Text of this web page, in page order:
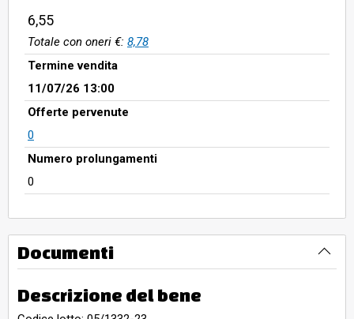
6,55
Totale con oneri €: 8,78
Termine vendita
11/07/26 13:00
Offerte pervenute
0
Numero prolungamenti
0
Documenti
Descrizione del bene